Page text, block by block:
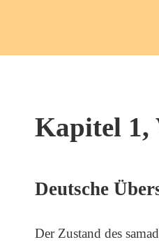
Kapitel 1,
Deutsche
Der Zustand des